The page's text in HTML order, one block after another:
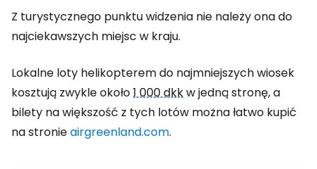
Z turystycznego punktu widzenia nie należy ona do
najciekawszych miejsc w kraju.
Lokalne loty helikopterem do najmniejszych wiosek
kosztują zwykle około1 000 dkkw jedną stronę, a
bilety na większość z tych lotów można łatwo kupić
na stronieairgreenland.com.